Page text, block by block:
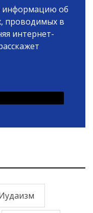
информацию об
проводимых в
интернет-